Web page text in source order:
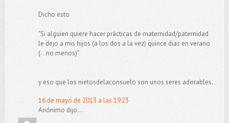
Dicho esto
"Si alguien quiere hacer prácticas de maternidad/paternidad
le dejo a mis hijos (a los dos a la vez) quince dias en verano
(...no menos)"
y eso que los nietosdelaconsuelo son unos seres adorables.
16 de mayo de 2013 a las 19:23
Anónimo dijo...